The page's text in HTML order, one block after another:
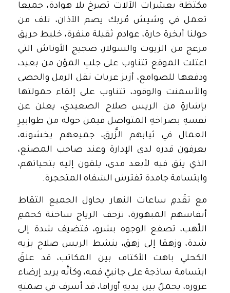
مكتظة بعشرات الآلات تصرخ بلا هوادة، جميعا
تعمل في وشيش مُربك يصم الآذان، تلف من
حولنا أبخرة حارة، عوادم ثقيلة منفرة، خليط حريق
مزعج من الزيوت والسولار، ضجيج الأوناش التي
اعتلت الموقع تتناوب على جلبِ المؤن من بعيد،
ودفعها للصوامع، أزيز عربات نقل الرمل والحصى
والأسمنت والوقود، تتناوب على إلقاء حمولتها
بإشارةٍ من الريس صلاح الصعيدي، يعلن عن
نفسهِ بصراخهِ المتواصل فيمن حوله من طوابيرِ
العمال في ثيابهم الزُّرق، جميعهم يخشونه،
يعرفون قدره لدى الإدارة وعند صاحب المصنع،
الذي يثق فيه لأبعد مدى، يلقون إليه بتحياتهم،
وابتسامة جامدة تفترش الشفاه المتحجرة.
مع تقَدمِ ساعات النهار يحاول الجميع التقاط
أنفاسهم المبهورة، تزحف الرياح ساخنة كحممِ
اللّهب، تصفع الوجوه بشرهٍ، فتضيف شدة إلى
شدة، وزهقا إلى زهق، ينشط الريس صلاح بزيه
الكحلي باهت الأكتاف بين المكاتب، قد علقَ
ابتسامة ساذجة على جانبيَّ فمه، وكأنَّه يريد إرضاء
غروره، يحملُ بين يديهِ أوراقا، قد أسرف في صمتهِ